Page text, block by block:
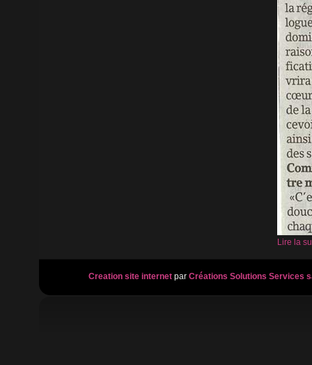
Lire la
Creation site internet par Créations Solutions Services